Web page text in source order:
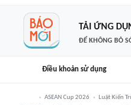
TẢI ỨNG
ĐỂ KHÔNG BỎ
Điều khoản sử dụng
ASEAN Cup 2026 Luật Kiến